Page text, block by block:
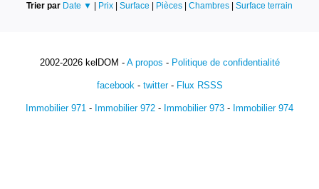
Trier par Date ▼ | Prix | Surface | Pièces | Chambres | Surface terrain
2002-2026 kelDOM - A propos - Politique de confidentialité
facebook- twitter- Flux RSSS
Immobilier 971 - Immobilier 972 - Immobilier 973 - Immobilier 974